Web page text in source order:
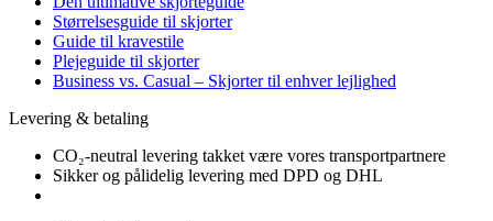
Størrelsesguide til skjorter
Guide til kravestile
Plejeguide til skjorter
Business vs. Casual – Skjorter til enhver lejlighed
Levering & betaling
CO₂-neutral levering takket være vores transportpartnere
Sikker og pålidelig levering med DPD og DHL